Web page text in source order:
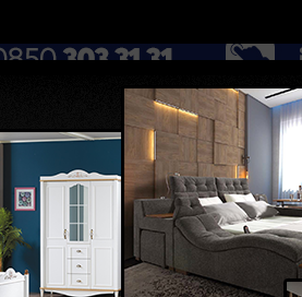
DOLAR 46.2686 EURO
GÜNDEM MAGAZİN KADIN-
İçme suyu projesinde göçük: 1 işçi